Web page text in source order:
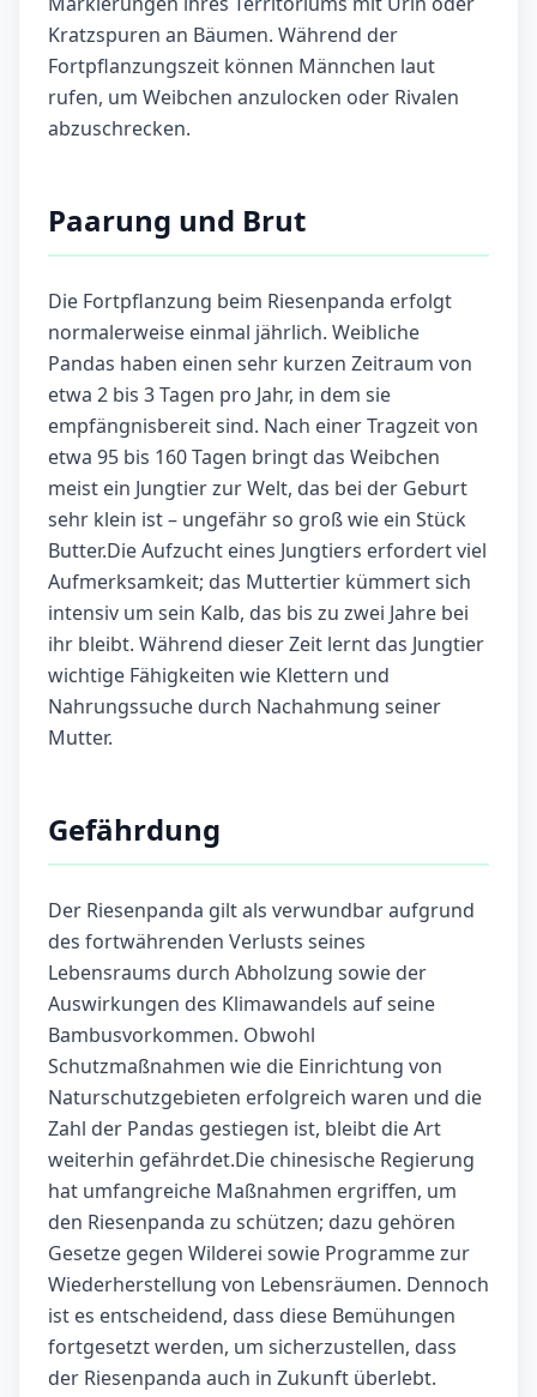
Kratzspuren an Bäumen. Während der
Fortpflanzungszeit können Männchen laut
rufen, um Weibchen anzulocken oder Rivalen
abzuschrecken.
Paarung und Brut
Die Fortpflanzung beim Riesenpanda erfolgt
normalerweise einmal jährlich. Weibliche
Pandas haben einen sehr kurzen Zeitraum von
etwa 2 bis 3 Tagen pro Jahr, in dem sie
empfängnisbereit sind. Nach einer Tragzeit von
etwa 95 bis 160 Tagen bringt das Weibchen
meist ein Jungtier zur Welt, das bei der Geburt
sehr klein ist – ungefähr so groß wie ein Stück
Butter.Die Aufzucht eines Jungtiers erfordert viel
Aufmerksamkeit; das Muttertier kümmert sich
intensiv um sein Kalb, das bis zu zwei Jahre bei
ihr bleibt. Während dieser Zeit lernt das Jungtier
wichtige Fähigkeiten wie Klettern und
Nahrungssuche durch Nachahmung seiner
Mutter.
Gefährdung
Der Riesenpanda gilt als verwundbar aufgrund
des fortwährenden Verlusts seines
Lebensraums durch Abholzung sowie der
Auswirkungen des Klimawandels auf seine
Bambusvorkommen. Obwohl
Schutzmaßnahmen wie die Einrichtung von
Naturschutzgebieten erfolgreich waren und die
Zahl der Pandas gestiegen ist, bleibt die Art
weiterhin gefährdet.Die chinesische Regierung
hat umfangreiche Maßnahmen ergriffen, um
den Riesenpanda zu schützen; dazu gehören
Gesetze gegen Wilderei sowie Programme zur
Wiederherstellung von Lebensräumen. Dennoch
ist es entscheidend, dass diese Bemühungen
fortgesetzt werden, um sicherzustellen, dass
der Riesenpanda auch in Zukunft überlebt.